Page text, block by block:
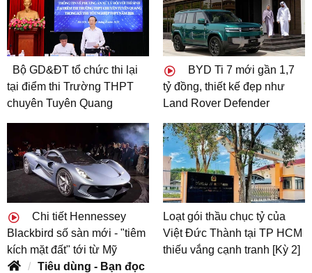
Bộ GD&ĐT tổ chức thi lại
tại điểm thi Trường THPT
chuyên Tuyên Quang
BYD Ti 7 mới gần 1,7
tỷ đồng, thiết kế đẹp như
Land Rover Defender
Chi tiết Hennessey
Blackbird số sàn mới - "tiêm
kích mặt đất" tới từ Mỹ
Loạt gói thầu chục tỷ của
Việt Đức Thành tại TP HCM
thiếu vắng cạnh tranh [Kỳ 2]
Tiêu dùng - Bạn đọc